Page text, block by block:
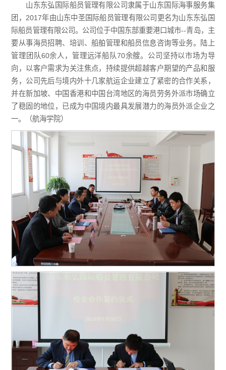
山东东弘国际船员管理有限公司隶属于山东国际海事服务集
团，2017年由山东中圣国际船员管理有限公司更名为山东东弘国
际船员管理有限公司。公司位于中国东部重要港口城市--青岛，主
要从事海员招聘、培训、船舶管理和船员信息咨询等业务。陆上
管理团队60余人，管理远洋船队70余艘。公司坚持以市场为导
向，以客户需求为关注焦点，持续提供超越客户期望的产品和服
务，公司先后与境内外十几家航运企业建立了紧密的合作关系，
并在新加坡、中国香港和中国台湾地区的海员劳务外派市场确立
了稳固的地位，已成为中国境内最具发展潜力的海员外派企业之
一。（航海学院）